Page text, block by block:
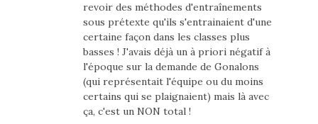
revoir des méthodes d'entraînements
sous prétexte qu'ils s'entrainaient d'une
certaine façon dans les classes plus
basses ! J'avais déjà un à priori négatif à
l'époque sur la demande de Gonalons
(qui représentait l'équipe ou du moins
certains qui se plaignaient) mais là avec
ça, c'est un NON total !